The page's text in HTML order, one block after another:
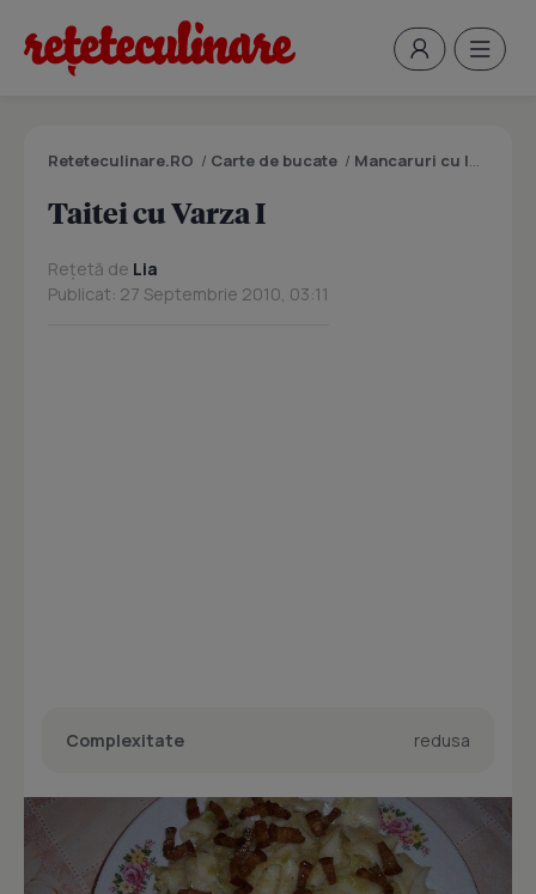
Reteteculinare.RO / Carte de bucate / Mancaruri cu legume si zarzavaturi
Taitei cu Varza I
Rețetă de Lia
Publicat: 27 Septembrie 2010, 03:11
Complexitate redusa